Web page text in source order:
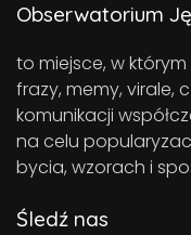
Obserwatorium
to miejsce, w
frazy, memy, virale,
komunikacji
na celu
bycia, wzorach i
Śledź nas